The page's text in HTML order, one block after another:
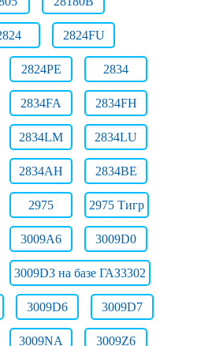
2824FU
2824РЕ 2834
2834FA 2834FH
2834LM 2834LU
2834АН 2834ВЕ
2975 2975 Тигр
3009A6 3009D0
3009D3 на базе ГАЗ3302
3009D6 3009D7
3009NA 3009Z6